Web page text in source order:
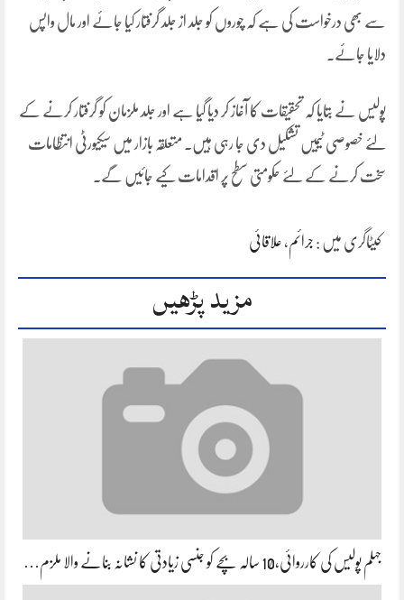
سے بھی درخواست کی ہے کہ چوروں کو جلد از جلد گرفتار کیا جائے اور مال واپس
دلایا جائے۔
پولیس نے بتایا کہ تحقیقات کا آغاز کر دیا گیا ہے اور جلد ملزمان کو گرفتار کرنے کے
لئے خصوصی ٹیمیں تشکیل دی جا رہی ہیں۔ متعلقہ بازار میں سیکیورٹی انتظامات
سخت کرنے کے لئے حکومتی سطح پر اقدامات کیے جائیں گے۔
کیٹاگری میں : جرائم ، علاقائی
مزید پڑھیں
جہلم پولیس کی کارروائی،10 سالہ بچے کو جنسی زیادتی کا نشانہ بنانے والا ملزم…